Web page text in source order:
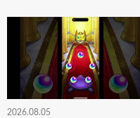
2026.08.05